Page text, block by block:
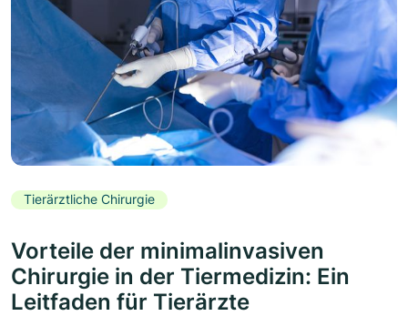
Tierärztliche Chirurgie
Vorteile der minimalinvasiven
Chirurgie in der Tiermedizin: Ein
Leitfaden für Tierärzte